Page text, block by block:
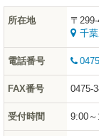
所在地
〒
千
電話番号
FAX番号 0475-
受付時間 9:00